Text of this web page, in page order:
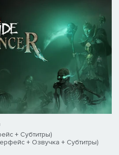
+ Субтитры)
+ Озвучка + Субтитры)